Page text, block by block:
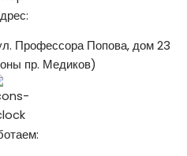
Профессора Попова, дом 23
пр. Медиков)